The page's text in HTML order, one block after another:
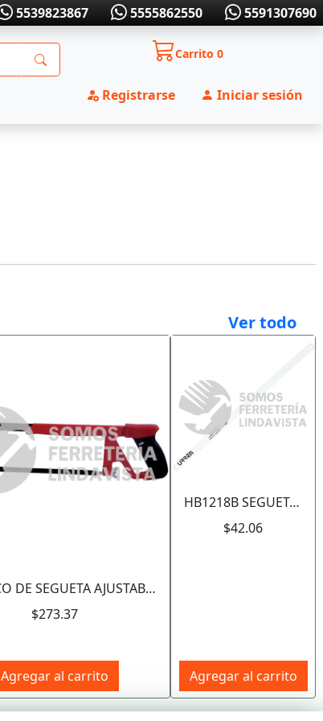
5539823867 5555862550 5591307690
Carrito0
Registrarse Iniciar sesión
Ver todo
352 ARCO DE SEGUETA AJUSTABLE CON MANGO BIMATERIAL 8", 10" Y 12", 15-1/2" URREA
$273.37
Agregar al carrito
HB1218B SEGUETA BIMETALICA DE 12", 18 DPP URREA
$42.06
Agregar al carrito
Siguiente